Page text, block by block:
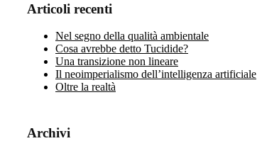
Articoli recenti
Nel segno della qualità ambientale
Cosa avrebbe detto Tucidide?
Una transizione non lineare
Il neoimperialismo dell’intelligenza artificiale
Oltre la realtà
Archivi